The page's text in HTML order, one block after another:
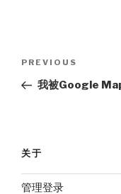
Previous
Post
PREVIOUS
我被Google
关于
管理登录